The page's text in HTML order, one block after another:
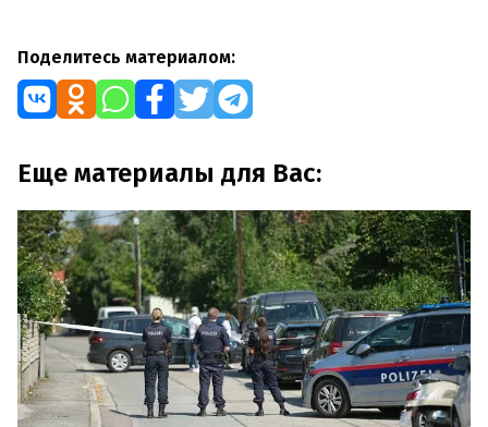
Поделитесь материалом:
Еще материалы для Вас: